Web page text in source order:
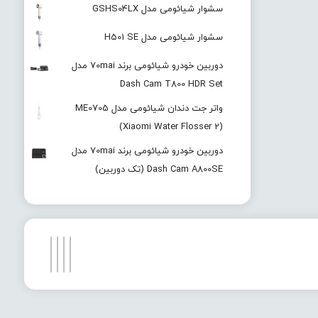
سشوار شیائومی مدل GSHS04LX
سشوار شیائومی مدل H501 SE
دوربین خودرو شیائومی برند 70mai مدل
Dash Cam T800 HDR Set
واتر جت دندان شیائومی مدل ME0705
(Xiaomi Water Flosser 2)
دوربین خودرو شیائومی برند 70mai مدل
Dash Cam A800SE (تک دوربین)